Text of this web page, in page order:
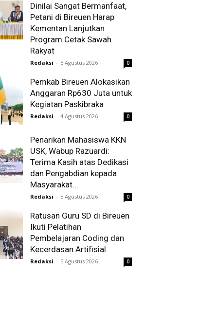
Dinilai Sangat Bermanfaat,
Petani di Bireuen Harap
Kementan Lanjutkan
Program Cetak Sawah
Rakyat
Redaksi - 5 Agustus 2026 0
Pemkab Bireuen Alokasikan
Anggaran Rp630 Juta untuk
Kegiatan Paskibraka
Redaksi - 4 Agustus 2026 0
Penarikan Mahasiswa KKN
USK, Wabup Razuardi:
Terima Kasih atas Dedikasi
dan Pengabdian kepada
Masyarakat...
Redaksi - 5 Agustus 2026 0
Ratusan Guru SD di Bireuen
Ikuti Pelatihan
Pembelajaran Coding dan
Kecerdasan Artifisial
Redaksi - 5 Agustus 2026 0